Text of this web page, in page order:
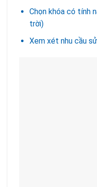
Chọn khóa có tính
trời)
Xem xét nhu cầu